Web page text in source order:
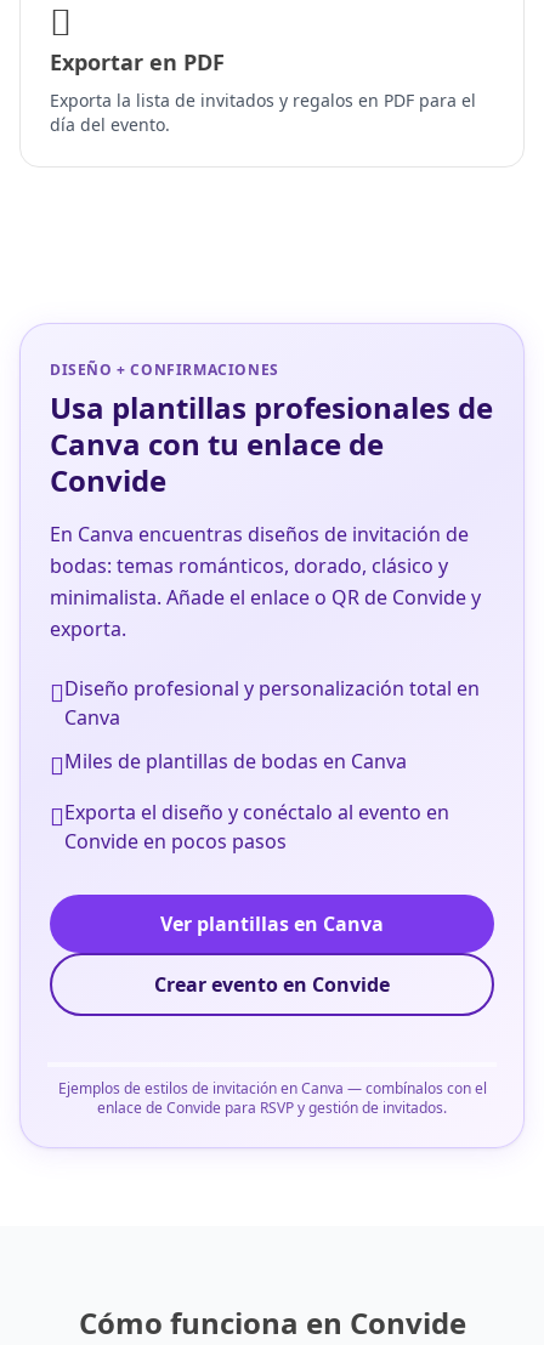
Exportar en PDF
Exporta la lista de invitados y regalos en PDF para el
día del evento.
DISEÑO + CONFIRMACIONES
Usa plantillas profesionales de
Canva con tu enlace de
Convide
En Canva encuentras diseños de invitación de
bodas: temas románticos, dorado, clásico y
minimalista. Añade el enlace o QR de Convide y
exporta.
Diseño profesional y personalización total en
Canva
Miles de plantillas de bodas en Canva
Exporta el diseño y conéctalo al evento en
Convide en pocos pasos
Ver plantillas en Canva
Crear evento en Convide
Ejemplos de estilos de invitación en Canva — combínalos con el
enlace de Convide para RSVP y gestión de invitados.
Cómo funciona en Convide